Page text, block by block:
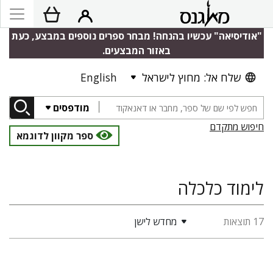
"אודיסיאה" עכשיו בהנחה! מבחר ספרים נוספים במבצע, כעת
באזור המבצעים.
שלח אל: מחוץ לישראל English
מודפסים
חיפוש מתקדם
ספר מקוון לדוגמא
לימוד כלכלה
17 תוצאות מחדש לישן